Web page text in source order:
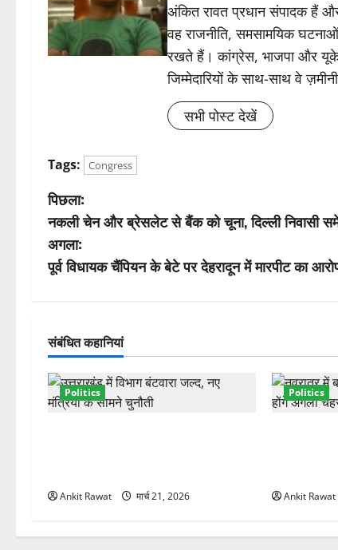
अंकित रावत प्रधान संपादक हैं और
वह राजनीति, समसामयिक
रखते हैं। कांग्रेस, भाजपा और
जिम्मेदारियों के साथ-साथ वे
सभी पोस्ट देखें
Tags: Congress
पो
स्ट
ने
गे
श
न
पिछला:
नकली चेन और ब्रेसलेट से बैंक को चूना, दिल्ली निवासी
अगला:
पूर्व विधायक चैंपियन के बेटे पर देहरादून में मारपीट का
संबंधित कहानियां
Politics
Ankit Rawat मार्च 21, 2026
Politics
Ankit Rawat